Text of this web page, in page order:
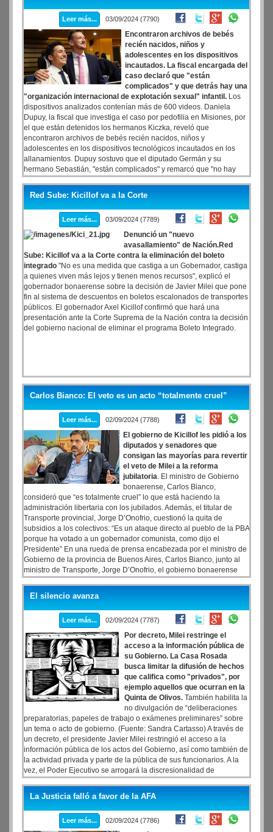
Leer más... 03/09/2024 (7790)
Encontraron archivos de bebés
recién nacidos, niños y
adolescentes en los dispositivos
incautados. La fiscal encargada del
caso declaró que "están
complicados" y que detrás hay una
"organización internacional de explotación sexual" infantil. Los
dispositivos analizados contenían más de 600 videos. Daniela
Dupuy, la fiscal que investiga el caso por pedofilia en Misiones, por
el que están detenidos los hermanos Kiczka, reveló que
encontraron archivos de bebés recién nacidos, niños y
adolescentes en los dispositivos tecnológicos incautados en los
allanamientos. Dupuy sostuvo que el diputado Germán y su
hermano Sebastián, "están complicados" y remarcó que "no hay
dudas en la investigación".
Red Sube: Kicillof va a la Corte
Leer más... 03/09/2024 (7789)
Denunció un "nuevo
avasallamiento" de Nación.Red
Sube: Kicillof va a la Corte contra la eliminación del boleto
integrado "No es una medida que castiga a un Gobernador, castiga
a quienes viven más lejos y tienen menos recursos", explicó el
gobernador bonaerense sobre la decisión de Javier Milei que pone
fin al sistema de descuentos en boletos escalonados de transportes
públicos. El gobernador Axel Kicillof confirmó que hará una
presentación ante la Corte Suprema de la Nación contra la decisión
del gobierno nacional de eliminar el programa Boleto Integrado.
Carlos Bianco: El veto es un acto “totalmente cruel”
Leer más... 02/09/2024 (7788)
El gobierno de Kicillof les pidió a los
diputados y senadores que
consigan las mayorías para revertir
el veto de Milei a la reforma
jubilatoria. El ministro de Gobierno
bonaerense, Carlos Bianco,
consideró que “es totalmente cruel” lo que está haciendo la
administración libertaria con los jubilados. Además, el titular de
Transporte provincial, Jorge D’Onofrio, cuestionó la quita de
subsidios a los colectivos: “Es un ataque directo al pueblo de la PBA
porque ha votado a un gobernador comunista, como dijo el
Presidente” En una rueda de prensa encabezada por el ministro de
Gobierno de la provincia de Buenos Aires, Carlos Bianco, junto al
ministro de Transporte, Jorge D’Onofrio, el gobierno bonaerense
expresó su firme rechazo al veto de la reforma jubilatoria aprobado
por el gobierno nacional.
El silencio avanza
Leer más... 02/09/2024 (7787)
Por decreto, Milei restringe el
acceso a la información pública de
su Gobierno. La Casa Rosada
busca limitar la difusión de hechos
que califica como "privados", por
ejemplo aquellos que ocurran en la
Quinta de Olivos. También habilita la
no divulgación de “deliberaciones
preparatorias, papeles de trabajo o exámenes preliminares” sobre
un tema o acto de gobierno. (Fuente: Sandra Cartasso) A través de
un decreto, el presidente Javier Milei restringió el acceso a la
información pública de los actos del Gobierno, así como también de
la actividad privada y parte de la pública de sus funcionarios. A la
vez, el Poder Ejecutivo se arrogará la discresionalidad de
autodefinir y autodeterminar cuál o cuáles serán los datos que
podrán considerarse como de interés público para salir a la luz.
La Justicia falló a favor de la AFA
Leer más... 02/09/2024 (7786)